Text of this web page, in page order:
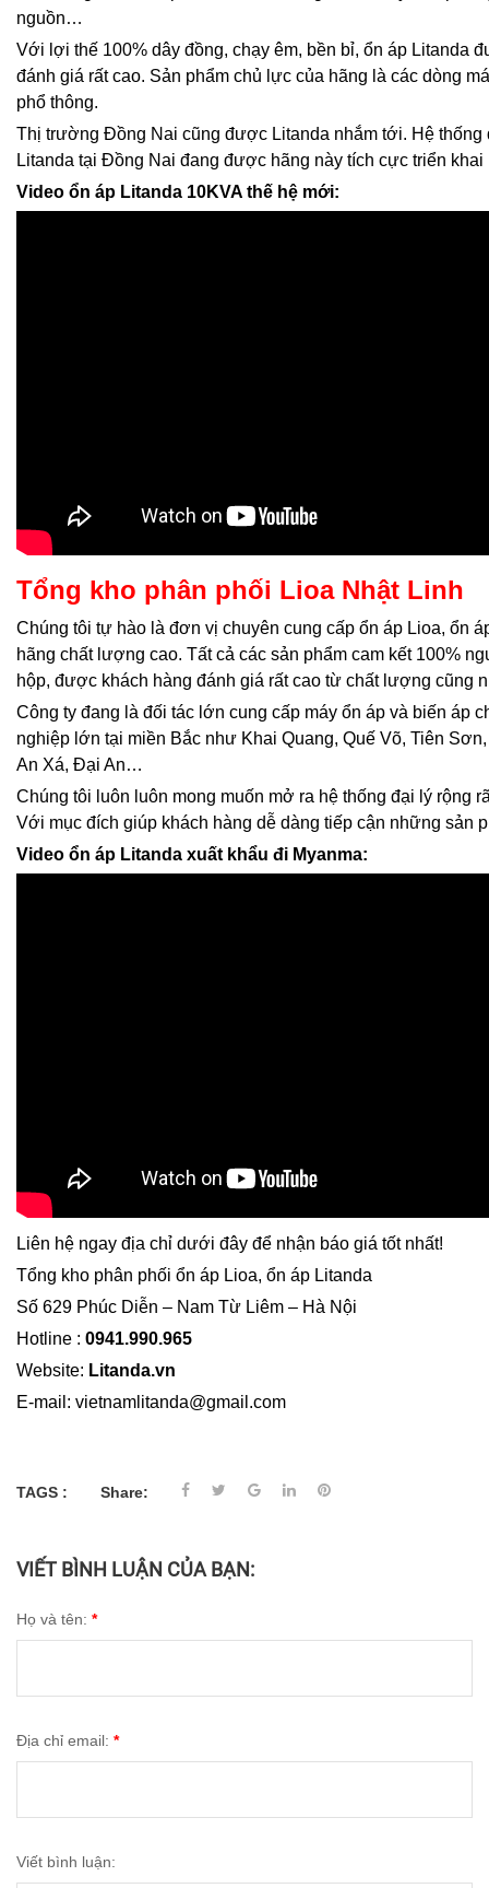
nguồn…
Với lợi thế 100% dây đồng, chạy êm, bền bỉ, ổn áp Litanda
đánh giá rất cao. Sản phẩm chủ lực của hãng là các dòng
phổ thông.
Thị trường Đồng Nai cũng được Litanda nhắm tới. Hệ thống
Litanda tại Đồng Nai đang được hãng này tích cực triển khai
Video ổn áp Litanda 10KVA thế hệ mới:
Tổng kho phân phối Lioa Nhật Linh
Chúng tôi tự hào là đơn vị chuyên cung cấp ổn áp Lioa, ổn
hãng chất lượng cao. Tất cả các sản phẩm cam kết 100%
hộp, được khách hàng đánh giá rất cao từ chất lượng cũng
Công ty đang là đối tác lớn cung cấp máy ổn áp và biến áp
nghiệp lớn tại miền Bắc như Khai Quang, Quế Võ, Tiên
An Xá, Đại An…
Chúng tôi luôn luôn mong muốn mở ra hệ thống đại lý rộng
Với mục đích giúp khách hàng dễ dàng tiếp cận những sản
Video ổn áp Litanda xuất khẩu đi Myanma:
Liên hệ ngay địa chỉ dưới đây để nhận báo giá tốt nhất!
Tổng kho phân phối ổn áp Lioa, ổn áp Litanda
Số 629 Phúc Diễn – Nam Từ Liêm – Hà Nội
Hotline : 0941.990.965
Website: Litanda.vn
E-mail: vietnamlitanda@gmail.com
TAGS : Share:
VIẾT BÌNH LUẬN CỦA BẠN:
Họ và tên: *
Địa chỉ email: *
Viết bình luận: